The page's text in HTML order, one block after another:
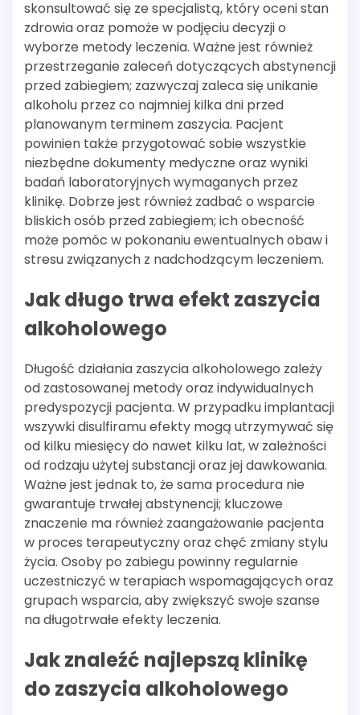
skonsultować się ze specjalistą, który oceni stan
zdrowia oraz pomoże w podjęciu decyzji o
wyborze metody leczenia. Ważne jest również
przestrzeganie zaleceń dotyczących abstynencji
przed zabiegiem; zazwyczaj zaleca się unikanie
alkoholu przez co najmniej kilka dni przed
planowanym terminem zaszycia. Pacjent
powinien także przygotować sobie wszystkie
niezbędne dokumenty medyczne oraz wyniki
badań laboratoryjnych wymaganych przez
klinikę. Dobrze jest również zadbać o wsparcie
bliskich osób przed zabiegiem; ich obecność
może pomóc w pokonaniu ewentualnych obaw i
stresu związanych z nadchodzącym leczeniem.
Jak długo trwa efekt zaszycia
alkoholowego
Długość działania zaszycia alkoholowego zależy
od zastosowanej metody oraz indywidualnych
predyspozycji pacjenta. W przypadku implantacji
wszywki disulfiramu efekty mogą utrzymywać się
od kilku miesięcy do nawet kilku lat, w zależności
od rodzaju użytej substancji oraz jej dawkowania.
Ważne jest jednak to, że sama procedura nie
gwarantuje trwałej abstynencji; kluczowe
znaczenie ma również zaangażowanie pacjenta
w proces terapeutyczny oraz chęć zmiany stylu
życia. Osoby po zabiegu powinny regularnie
uczestniczyć w terapiach wspomagających oraz
grupach wsparcia, aby zwiększyć swoje szanse
na długotrwałe efekty leczenia.
Jak znaleźć najlepszą klinikę
do zaszycia alkoholowego